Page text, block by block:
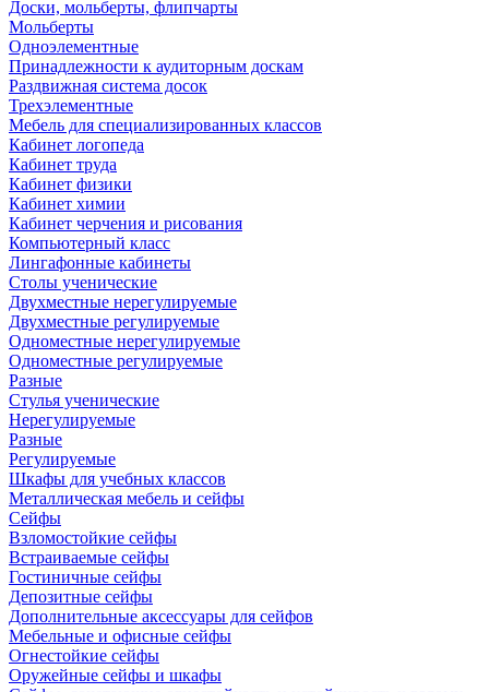
Доски, мольберты, флипчарты
Мольберты
Одноэлементные
Принадлежности к аудиторным доскам
Раздвижная система досок
Трехэлементные
Мебель для специализированных классов
Кабинет логопеда
Кабинет труда
Кабинет физики
Кабинет химии
Кабинет черчения и рисования
Компьютерный класс
Лингафонные кабинеты
Столы ученические
Двухместные нерегулируемые
Двухместные регулируемые
Одноместные нерегулируемые
Одноместные регулируемые
Разные
Стулья ученические
Нерегулируемые
Разные
Регулируемые
Шкафы для учебных классов
Металлическая мебель и сейфы
Сейфы
Взломостойкие сейфы
Встраиваемые сейфы
Гостиничные сейфы
Депозитные сейфы
Дополнительные аксессуары для сейфов
Мебельные и офисные сейфы
Огнестойкие сейфы
Оружейные сейфы и шкафы